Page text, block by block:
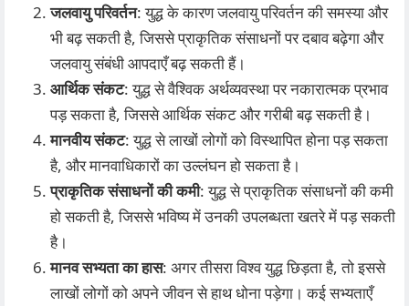
जलवायु परिवर्तन: युद्ध के कारण जलवायु परिवर्तन की समस्या और
भी बढ़ सकती है, जिससे प्राकृतिक संसाधनों पर दबाव बढ़ेगा और
जलवायु संबंधी आपदाएँ बढ़ सकती हैं।
आर्थिक संकट: युद्ध से वैश्विक अर्थव्यवस्था पर नकारात्मक प्रभाव
पड़ सकता है, जिससे आर्थिक संकट और गरीबी बढ़ सकती है।
मानवीय संकट: युद्ध से लाखों लोगों को विस्थापित होना पड़ सकता
है, और मानवाधिकारों का उल्लंघन हो सकता है।
प्राकृतिक संसाधनों की कमी: युद्ध से प्राकृतिक संसाधनों की कमी
हो सकती है, जिससे भविष्य में उनकी उपलब्धता खतरे में पड़ सकती
है।
मानव सभ्यता का हास: अगर तीसरा विश्व युद्ध छिड़ता है, तो इससे
लाखों लोगों को अपने जीवन से हाथ धोना पड़ेगा। कई सभ्यताएँ